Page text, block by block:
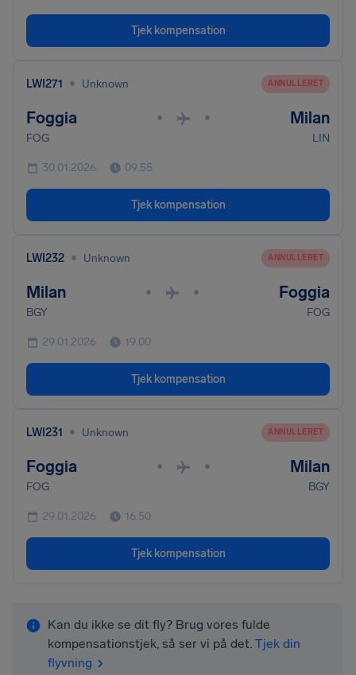
Tjek kompensation
LWI271 • Unknown ANNULLERET
Foggia • • Milan
FOG LIN
30.01.2026 09.55
Tjek kompensation
LWI232 • Unknown ANNULLERET
Milan • • Foggia
BGY FOG
29.01.2026 19.00
Tjek kompensation
LWI231 • Unknown ANNULLERET
Foggia • • Milan
FOG BGY
29.01.2026 16.50
Tjek kompensation
Kan du ikke se dit fly? Brug vores fulde
kompensationstjek, så ser vi på det. Tjek din
flyvning